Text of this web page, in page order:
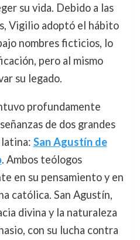
su vida. Debido a las
Vigilio adoptó el hábito
nombres ficticios, lo
pero al mismo
su legado.
profundamente
de dos grandes
San Agustín de
. Ambos teólogos
en su pensamiento y en
católica. San Agustín,
divina y la naturaleza
con su lucha contra